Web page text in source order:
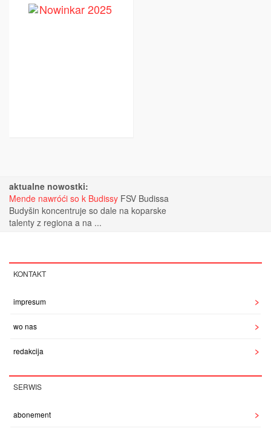
aktualne nowostki:
Mende nawróći so k Budissy FSV Budissa
Budyšin koncentruje so dale na koparske
talenty z regiona a na ...
KONTAKT
impresum
wo nas
redakcija
SERWIS
abonement